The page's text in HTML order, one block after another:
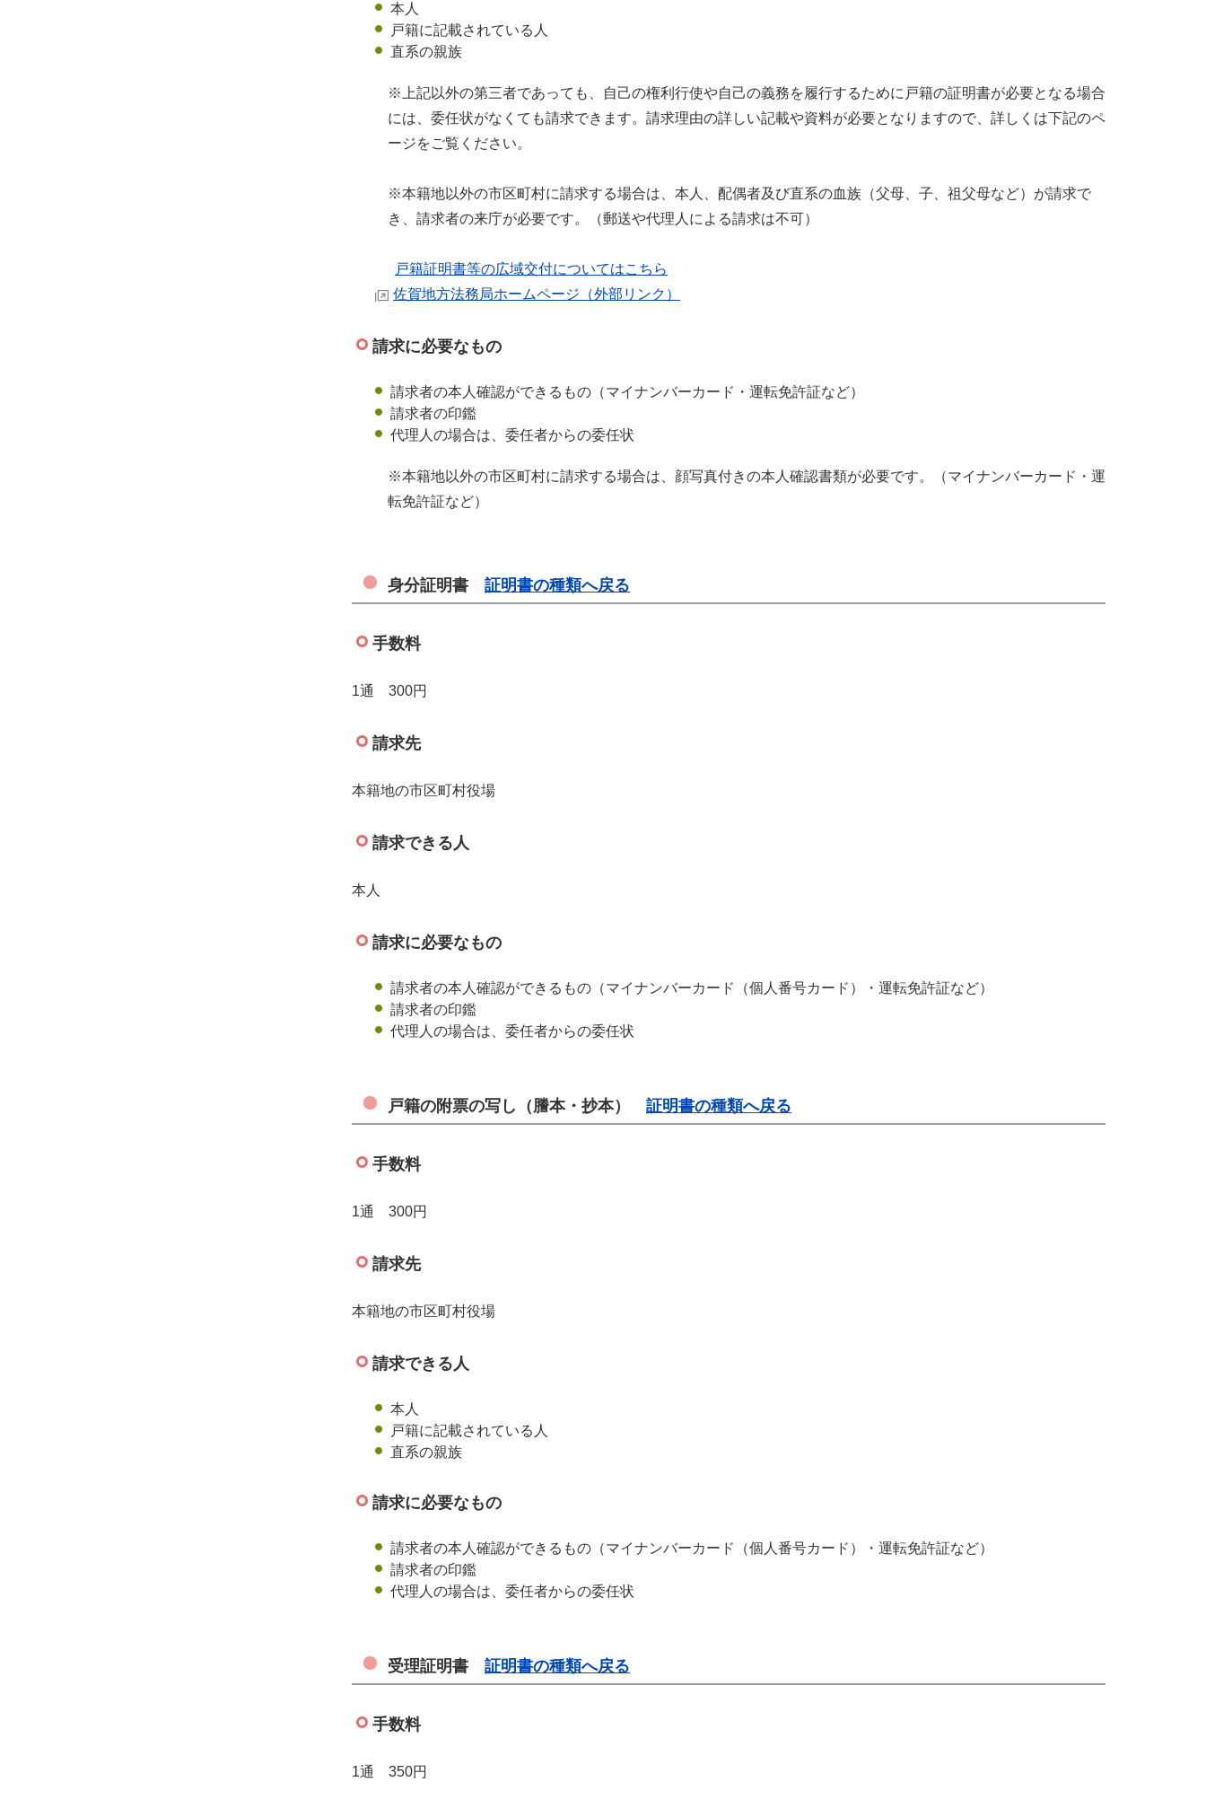
本人
戸籍に記載されている人
直系の親族
※上記以外の第三者であっても、自己の権利行使や自己の義務を履行するために戸籍の証明書が必要となる場合
には、委任状がなくても請求できます。請求理由の詳しい記載や資料が必要となりますので、詳しくは下記のペ
ージをご覧ください。
※本籍地以外の市区町村に請求する場合は、本人、配偶者及び直系の血族（父母、子、祖父母など）が請求で
き、請求者の来庁が必要です。（郵送や代理人による請求は不可）
戸籍証明書等の広域交付についてはこちら
佐賀地方法務局ホームページ（外部リンク）
請求に必要なもの
請求者の本人確認ができるもの（マイナンバーカード・運転免許証など）
請求者の印鑑
代理人の場合は、委任者からの委任状
※本籍地以外の市区町村に請求する場合は、顔写真付きの本人確認書類が必要です。（マイナンバーカード・運
転免許証など）
身分証明書 証明書の種類へ戻る
手数料
1通 300円
請求先
本籍地の市区町村役場
請求できる人
本人
請求に必要なもの
請求者の本人確認ができるもの（マイナンバーカード（個人番号カード）・運転免許証など）
請求者の印鑑
代理人の場合は、委任者からの委任状
戸籍の附票の写し（謄本・抄本） 証明書の種類へ戻る
手数料
1通 300円
請求先
本籍地の市区町村役場
請求できる人
本人
戸籍に記載されている人
直系の親族
請求に必要なもの
請求者の本人確認ができるもの（マイナンバーカード（個人番号カード）・運転免許証など）
請求者の印鑑
代理人の場合は、委任者からの委任状
受理証明書 証明書の種類へ戻る
手数料
1通 350円